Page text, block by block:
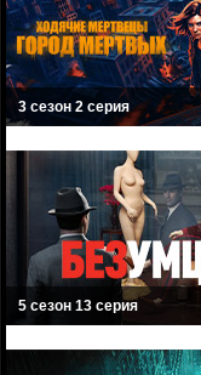
3 сезон 2 серия
5 сезон 13 серия